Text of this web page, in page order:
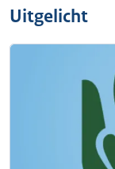
Uitgelicht